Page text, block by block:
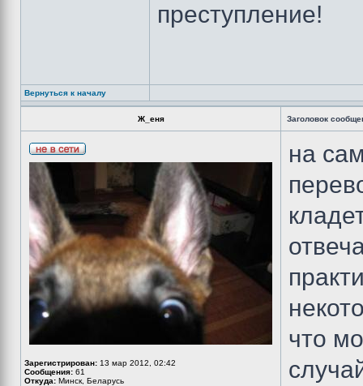
преступление!
Вернуться к началу
Ж_еня Заголовок
Зарегистрирован: 13 мар 2012, 02:42
Сообщения: 61
Откуда: Минск, Беларусь
на
что